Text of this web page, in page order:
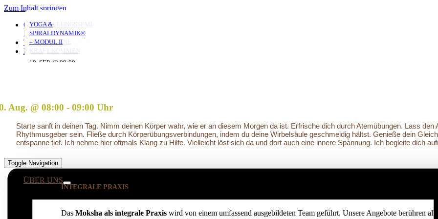
Zum Inhalt springen
0351 653 20 965
KONTAKT
TERMINE
LOGIN
Toggle Navigation
ÜBER UNS
INTEGRALE PRAXIS
Das Moksha als integrale Praxis wird von einem umfassend ausgebildeten Team geführt. Unsere Angebote berühren
Aug. @ 08:00 - 09:00
Starte sanft in deinen Tag. Nimm deinen Körper wahr, wie er an diesem Morgen da ist. Erfrische dich durch Atemübungen. Lass
Rhythmusgeber sein. Fließe durch Körperübungsverbindungen, indem du deine Wirbelsäule geschmeidig hältst. Genieße dein
entspanne tief. Ich nehme hier oftmals Klang zu Hilfe. Vielleicht löst sich da und dort auch eine innere Spannung. Ich begleite dich
YOGA MIT DANIEL
10. AUG. @ 18:00
19:30
YOGA MIT DANIEL
10. AUG. @ 20:00
21:30
YOGA MIT DANIEL
11. AUG. @ 18:00
19:30
VERSTRICKUNGEN
LÖSEN – OFFENES
AUFSTELLUNGSSEMINAR
25. AUG. @ 17:00
AUFSTELLUNGSSEMINAR
– MIT DEM VATER
IN DIE EIGENE
KRAFT KOMMEN
YOGA &
SPIRALDYNAMIK®
– MODUL II
19. SEP. @ 09:00